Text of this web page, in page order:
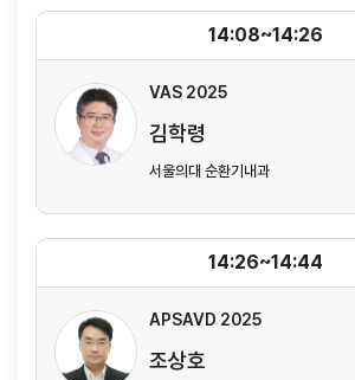
VAS 2025
김학령
서울의대 순환기내과
14:08~14:26
APSAVD 2025
조상호
14:26~14:44